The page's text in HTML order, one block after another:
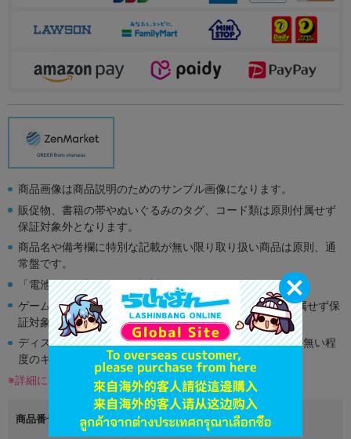
商品画像は商品説明のためのサンプル画像になります。
販促物、書籍の帯やぬいぐるみのタグ、コード類は原則付属せず
保証対象外となります。
商品名や備考欄に特別な記載が無い限り取り扱い商品は原則、通
常盤です。
「電池」は原則として保証対象外となります。
ゲーム機本体には、SDカードなどのメモリーカードは付属せず保
証対象外となります。
ディスク類の読み取り面のキズに関しまして再生に支障が無い程
度のキズがある場合がございます。
※詳細につきましてはコチラ
商品番号 L02572924